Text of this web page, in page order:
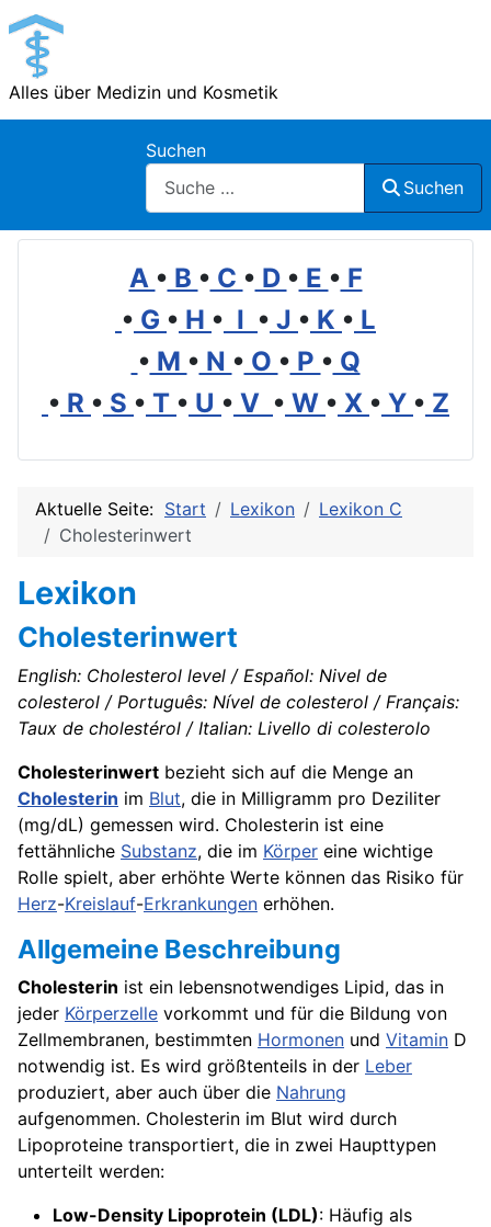
Alles über Medizin und Kosmetik
Suchen
Suchen
A • B • C • D • E • F
• G • H • I • J • K • L
• M • N • O • P • Q
• R • S • T • U • V • W • X • Y • Z
Aktuelle Seite: Start Lexikon
Lexikon C
Cholesterinwert
Lexikon
Cholesterinwert
English: Cholesterol level / Español: Nivel de
colesterol / Português: Nível de colesterol / Français:
Taux de cholestérol / Italian: Livello di colesterolo
Cholesterinwert bezieht sich auf die Menge an
Cholesterin im Blut, die in Milligramm pro Deziliter
(mg/dL) gemessen wird. Cholesterin ist eine
fettähnliche Substanz, die im Körper eine wichtige
Rolle spielt, aber erhöhte Werte können das Risiko für
Herz-Kreislauf-Erkrankungen erhöhen.
Allgemeine Beschreibung
Cholesterin ist ein lebensnotwendiges Lipid, das in
jeder Körperzelle vorkommt und für die Bildung von
Zellmembranen, bestimmten Hormonen und Vitamin D
notwendig ist. Es wird größtenteils in der Leber
produziert, aber auch über die Nahrung
aufgenommen. Cholesterin im Blut wird durch
Lipoproteine transportiert, die in zwei Haupttypen
unterteilt werden:
Low-Density Lipoprotein (LDL): Häufig als